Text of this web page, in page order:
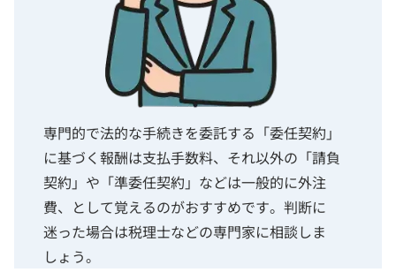
専門的で法的な手続きを委託する「委任契約」
に基づく報酬は支払手数料、それ以外の「請負
契約」や「準委任契約」などは一般的に外注
費、として覚えるのがおすすめです。判断に
迷った場合は税理士などの専門家に相談しま
しょう。